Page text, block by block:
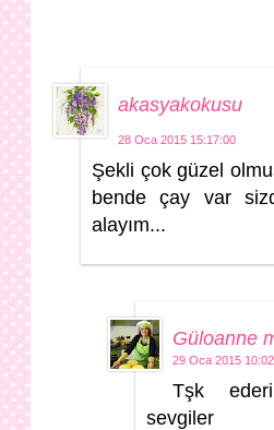
akasyakokusu
28 Oca 2015 15:17:00
Şekli çok güzel
bende çay var
alayım...
Güloanne
29 Oca 2015
Tşk
sevgiler